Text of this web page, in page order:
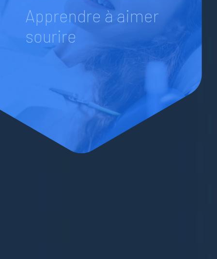
Apprendre à aimer
sourire